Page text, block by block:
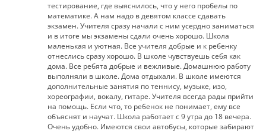
тестирование, где выяснилось, что у него пробелы по
математике. А нам надо в девятом классе сдавать
экзамен. Учителя сразу начали с ним усердно заниматься
и в итоге мы экзамены сдали очень хорошо. Школа
маленькая и уютная. Все учителя добрые и к ребенку
отнеслись сразу хорошо. В школе чувствуешь себя как
дома. Все ребята добрые и вежливые. Домашнюю работу
выполняли в школе. Дома отдыхали. В школе имеются
дополнительные занятия по теннису, музыке, изо,
хореографии, вокалу, гитаре. Учителя всегда рады прийти
на помощь. Если что, то ребенок не понимает, ему все
объяснят и научат. Школа работает с 9 утра до 18 вечера.
Очень удобно. Имеются свои автобусы, которые забирают